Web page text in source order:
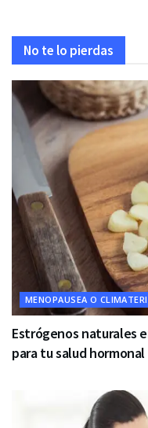
No te lo pierdas
MENOPAUSEA O
Estrógenos naturales
para tu salud hormonal